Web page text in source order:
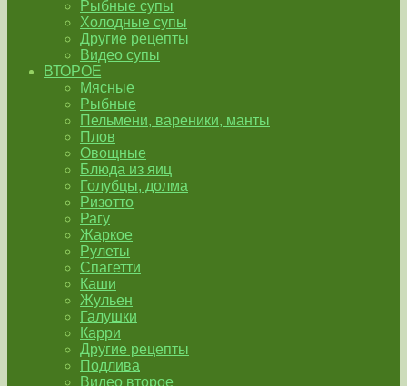
Рыбные супы
Холодные супы
Другие рецепты
Видео супы
ВТОРОЕ
Мясные
Рыбные
Пельмени, вареники, манты
Плов
Овощные
Блюда из яиц
Голубцы, долма
Ризотто
Рагу
Жаркое
Рулеты
Спагетти
Каши
Жульен
Галушки
Карри
Другие рецепты
Подлива
Видео второе